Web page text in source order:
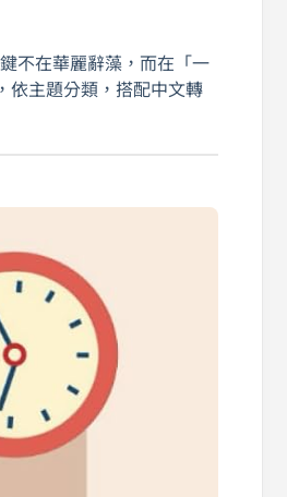
不在華麗辭藻，而在「一
依主題分類，搭配中文轉